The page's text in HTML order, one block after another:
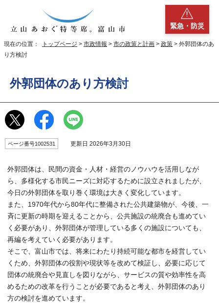
緊急・防災
現在の位置： トップページ > 市政情報 > 市の政策と計画 > 政策 > 外郭団体のあ
り方検討
外郭団体のあり方検討
ページ番号1002531 更新日 2026年3月30日
外郭団体は、民間の資金・人材・経営のノウハウを活用しなが
ら、多様化する市民ニーズに対応するために設立されましたが、
今日の外郭団体を取り巻く環境は大きく変化しています。
また、1970年代から80年代に整備された公共建築物が、今後、一
斉に更新の時期を迎えることから、公共施設の統廃合も進めてい
く必要があり、外郭団体が管理している多くの施設についても、
再編を考えていく必要があります。
そこで、富山市では、将来にわたり持続可能な都市を経営してい
くため、外郭団体の役割や現状等を改めて検証し、必要に応じて
団体の統廃合や見直しを図りながら、サービスの質や効率性を高
めるための改革を行うことが必要であると考え、外郭団体のあり
方の検討を進めています。